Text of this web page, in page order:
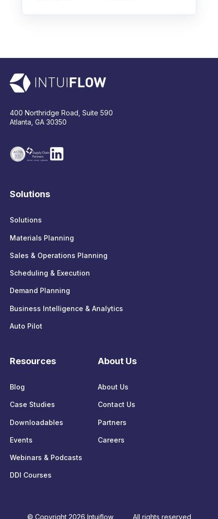
400 Northridge Road, Suite 590
Atlanta, GA 30350
Solutions
Solutions
Materials Planning
Sales & Operations Planning
Scheduling & Execution
Demand Planning
Business Intelligence & Analytics
Auto Pilot
Resources
Blog
Case Studies
Downloadables
Events
Webinars & Podcasts
DDI Courses
About Us
About Us
Contact Us
Partners
Careers
© Copyright 2026 Intuiflow All rights reserved